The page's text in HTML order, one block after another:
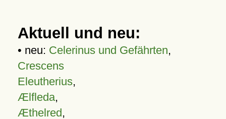
Aktuell und neu:
• neu: Celerinus und Gefährten,
Crescens
Eleutherius,
Ælfleda,
Æthelred,